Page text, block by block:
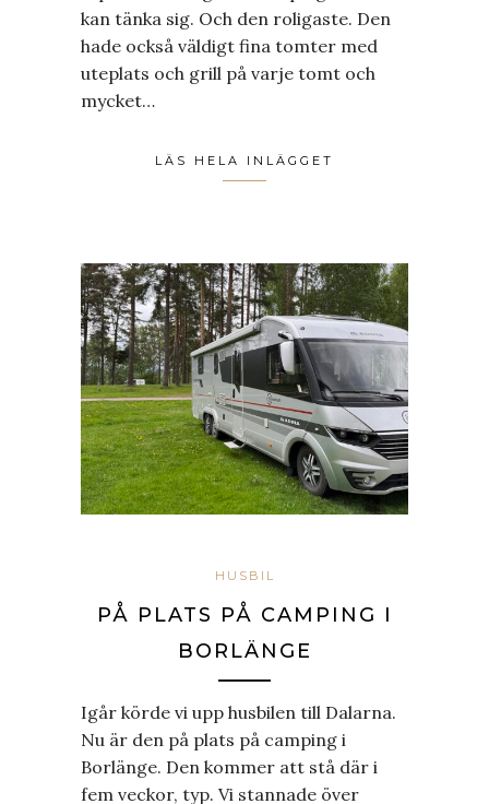
kan tänka sig. Och den roligaste. Den
hade också väldigt fina tomter med
uteplats och grill på varje tomt och
mycket…
LÄS HELA INLÄGGET
HUSBIL
PÅ PLATS PÅ CAMPING I
BORLÄNGE
Igår körde vi upp husbilen till Dalarna.
Nu är den på plats på camping i
Borlänge. Den kommer att stå där i
fem veckor, typ. Vi stannade över